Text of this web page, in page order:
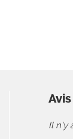
Il n'y